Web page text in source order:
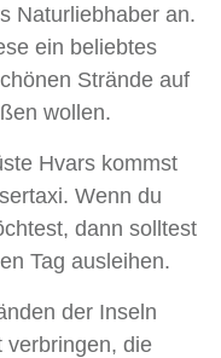
Naturliebhaber an.
ein beliebtes
Strände auf
wollen.
Hvars kommst
Wenn du
dann solltest
Tag ausleihen.
der Inseln
verbringen, die